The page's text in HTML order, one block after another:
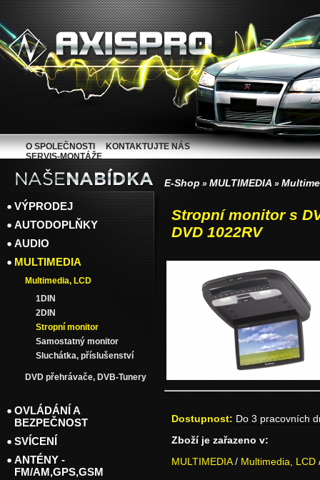
E-Shop » MULTIMEDIA »
Stropní monitor s
DVD 1022RV
Dostupnost: Do 3 pracovních
Zboží je zařazeno v:
MULTIMEDIA/ Multimedia, LCD
VÝPRODEJ
AUTODOPLŇKY
AUDIO
MULTIMEDIA
Multimedia, LCD
1DIN
2DIN
Stropní monitor
Samostatný monitor
Sluchátka, příslušenství
DVD přehrávače, DVB-Tunery
OVLÁDÁNÍ A
BEZPEČNOST
SVÍCENÍ
ANTÉNY -
FM/AM,GPS,GSM
O SPOLEČNOSTI
KONTAKTUJTE NÁS
SERVIS-MONTÁŽE